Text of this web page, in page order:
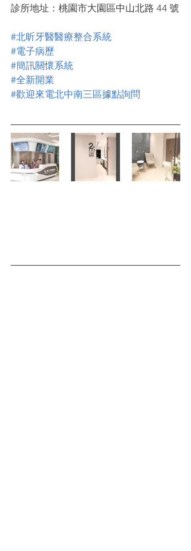
診所地址：桃園市大園區中山北路 44 號
#北昕牙醫醫療整合系統
#電子病歷
#簡訊關懷系統
#全新開業
#歡迎來電北中南三區據點詢問